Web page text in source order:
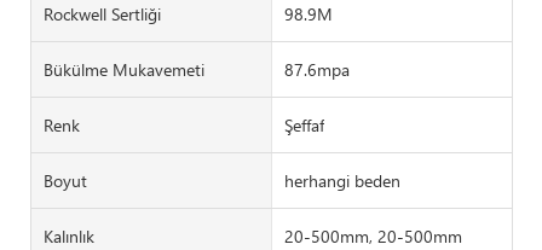
Rockwell Sertliği 98.9M
Bükülme Mukavemeti 87.6mpa
Renk Şeffaf
Boyut herhangi beden
Kalınlık 20-500mm, 20-500mm